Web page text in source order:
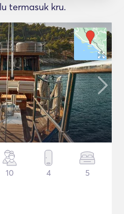
termasuk kru.
10 4 5